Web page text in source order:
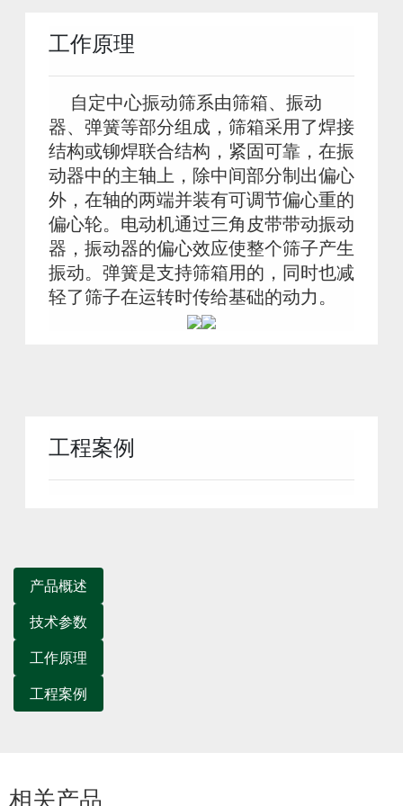
工作原理
自定中心振动筛系由筛箱、振动
器、弹簧等部分组成，筛箱采用了焊接
结构或铆焊联合结构，紧固可靠，在振
动器中的主轴上，除中间部分制出偏心
外，在轴的两端并装有可调节偏心重的
偏心轮。电动机通过三角皮带带动振动
器，振动器的偏心效应使整个筛子产生
振动。弹簧是支持筛箱用的，同时也减
轻了筛子在运转时传给基础的动力。
工程案例
产品概述
技术参数
工作原理
工程案例
相关产品